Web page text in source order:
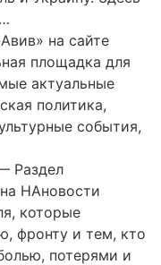
на сайте
площадка для
актуальные
политика,
события,
Раздел
НАновости
которые
фронту и тем, кто
потерями и